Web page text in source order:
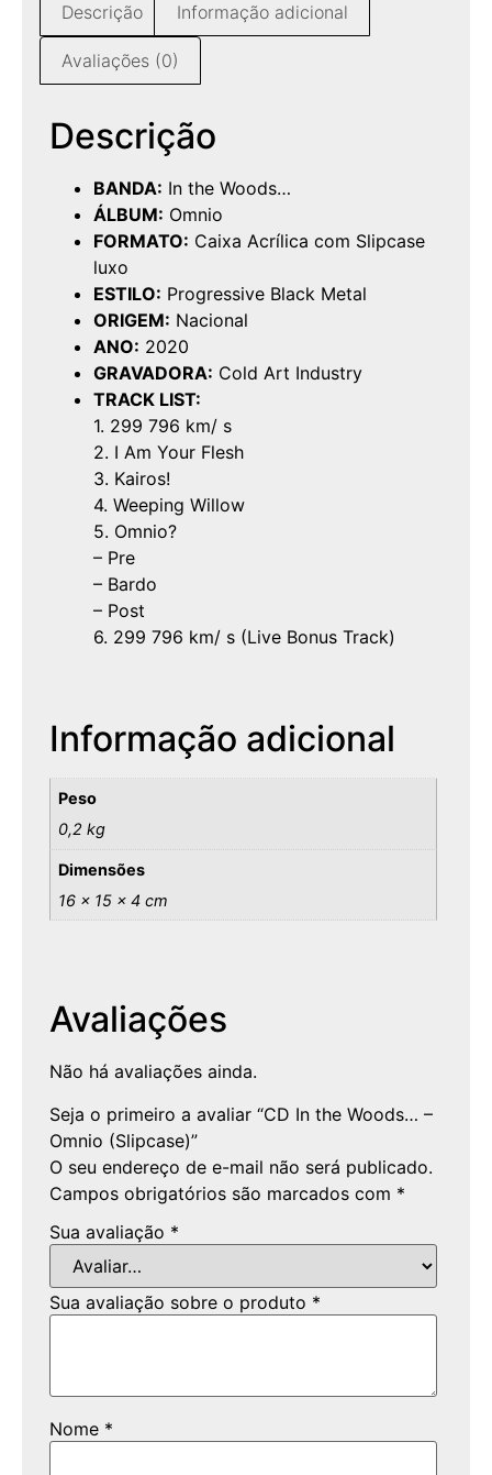
Descrição Informação adicional
Avaliações (0)
Descrição
BANDA: In the Woods…
ÁLBUM: Omnio
FORMATO: Caixa Acrílica com Slipcase
luxo
ESTILO: Progressive Black Metal
ORIGEM: Nacional
ANO: 2020
GRAVADORA: Cold Art Industry
TRACK LIST:
1. 299 796 km/ s
2. I Am Your Flesh
3. Kairos!
4. Weeping Willow
5. Omnio?
– Pre
– Bardo
– Post
6. 299 796 km/ s (Live Bonus Track)
Informação adicional
Peso
0,2 kg
Dimensões
16 × 15 × 4 cm
Avaliações
Não há avaliações ainda.
Seja o primeiro a avaliar “CD In the Woods… –
Omnio (Slipcase)”
O seu endereço de e-mail não será publicado.
Campos obrigatórios são marcados com *
Sua avaliação *
Sua avaliação sobre o produto *
Nome *